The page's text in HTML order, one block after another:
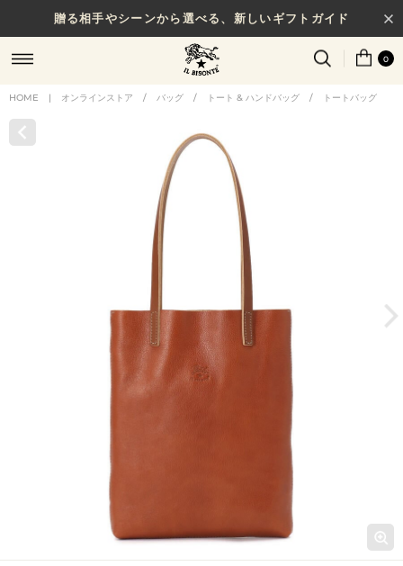
贈る相手やシーンから選べる、新しいギフトガイド
0
HOME | オンラインストア / バッグ / トート & ハンドバッグ / トートバッグ